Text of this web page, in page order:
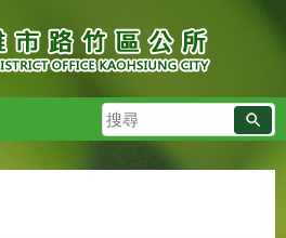
搜
尋